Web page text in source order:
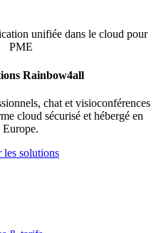
Rainbow4all
chat et visioconférences
cloud sécurisé et hébergé en
Europe.
les solutions